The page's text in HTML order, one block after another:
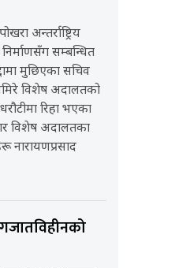
अन्तर्राष्ट्रिय
सम्बन्धित
मुछिएका सचिव
विशेष अदालतको
रिहा भएका
विशेष अदालतका
नारायणप्रसाद